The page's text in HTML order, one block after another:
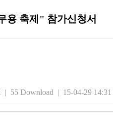
용 축제" 참가신청서
| 55 Download | 15-04-29 14:31